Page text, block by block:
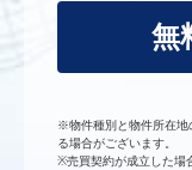
無
※物件種別と物件所在地
る場合がございます。
※売買契約が成立した場